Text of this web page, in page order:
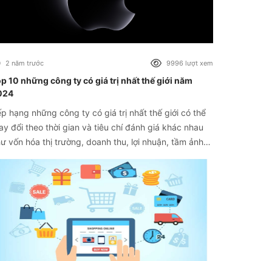
2 năm trước 9996 lượt xem
10 những công ty có giá trị nhất thế giới năm
hạng những công ty có giá trị nhất thế giới có thể
đổi theo thời gian và tiêu chí đánh giá khác nhau
vốn hóa thị trường, doanh thu, lợi nhuận, tầm ảnh
xếp theo vốn hóa thị trường